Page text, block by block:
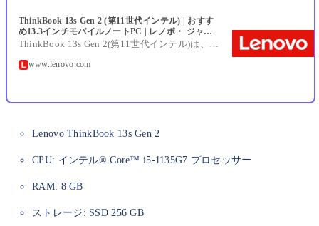
ThinkBook 13s Gen 2 (第11世代インテル) | おすす
め13.3インチモバイルノートPC | レノボ・ ジャパ
ン
ThinkBook 13s Gen 2(第11世代インテル)は、第11世代インテル® Core™ プロセッサー搭載、最大13.3型マルチタッチ対応WQXGA液晶を選択可能、スリムで軽量なボディのモバイルノートPCです。
www.lenovo.com
Lenovo ThinkBook 13s Gen 2
CPU: インテル® Core™ i5-1135G7 プロセッサー
RAM: 8 GB
ストレージ: SSD 256 GB